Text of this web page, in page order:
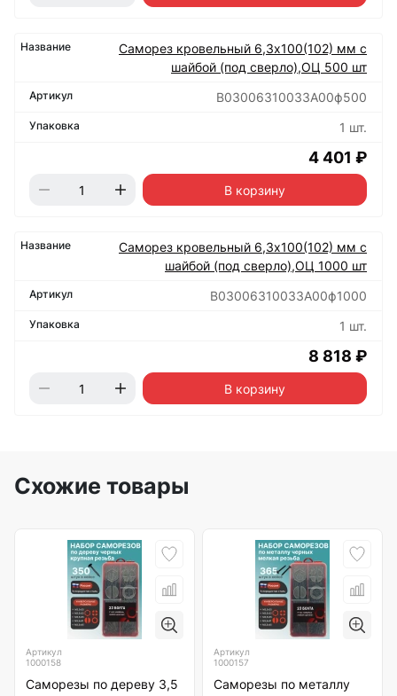
Саморез кровельный 6,3х100(102) мм с
шайбой (под сверло),ОЦ 500 шт
B03006310033A00ф500
1 шт.
4 401 ₽
В корзину
Саморез кровельный 6,3х100(102) мм с
шайбой (под сверло),ОЦ 1000 шт
B03006310033A00ф1000
1 шт.
8 818 ₽
В корзину
Схожие товары
Артикул
1000158
Саморезы по дереву 3,5
Артикул
1000157
Саморезы по металлу